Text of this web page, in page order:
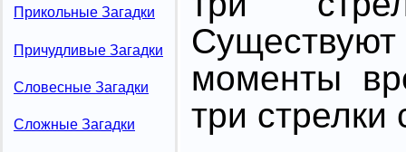
Прикольные Загадки
Причудливые Загадки
Словесные Загадки
Сложные Загадки
моменты
три стрелки